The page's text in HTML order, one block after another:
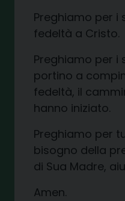
Preghiamo per i
fedeltà a Cristo.
Preghiamo per i
portino a
fedeltà, il
hanno iniziato.
Preghiamo per
bisogno della
di Sua Madre,
Amen.